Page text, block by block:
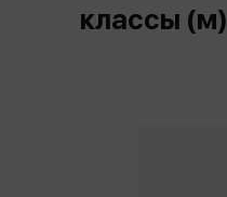
классы (м)